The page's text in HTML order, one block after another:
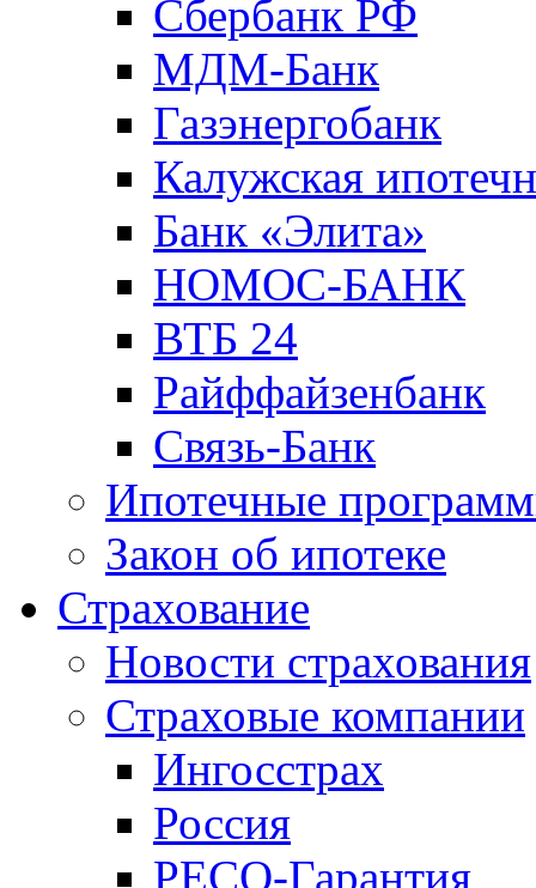
Сбербанк РФ
МДМ-Банк
Газэнергобанк
Калужская
Банк «Элита»
НОМОС-БАНК
ВТБ 24
Райффайзенбанк
Связь-Банк
Ипотечные
Закон об ипотеке
Страхование
Новости страхования
Страховые компании
Ингосстрах
Россия
РЕСО-Гарантия